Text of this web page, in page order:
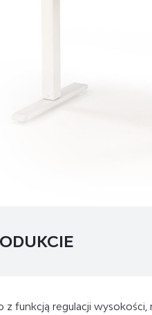
z funkcją regulacji wysokości,